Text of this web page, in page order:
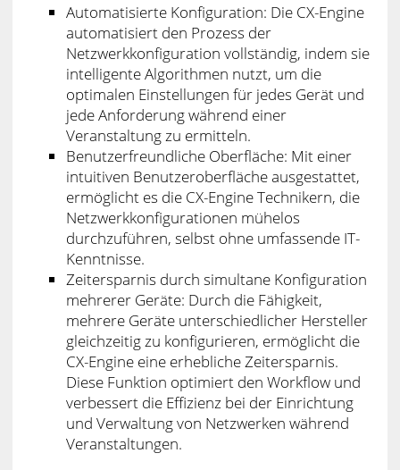
Automatisierte Konfiguration: Die CX-Engine
automatisiert den Prozess der
Netzwerkkonfiguration vollständig, indem sie
intelligente Algorithmen nutzt, um die
optimalen Einstellungen für jedes Gerät und
jede Anforderung während einer
Veranstaltung zu ermitteln.
Benutzerfreundliche Oberfläche: Mit einer
intuitiven Benutzeroberfläche ausgestattet,
ermöglicht es die CX-Engine Technikern, die
Netzwerkkonfigurationen mühelos
durchzuführen, selbst ohne umfassende IT-
Kenntnisse.
Zeitersparnis durch simultane Konfiguration
mehrerer Geräte: Durch die Fähigkeit,
mehrere Geräte unterschiedlicher Hersteller
gleichzeitig zu konfigurieren, ermöglicht die
CX-Engine eine erhebliche Zeitersparnis.
Diese Funktion optimiert den Workflow und
verbessert die Effizienz bei der Einrichtung
und Verwaltung von Netzwerken während
Veranstaltungen.